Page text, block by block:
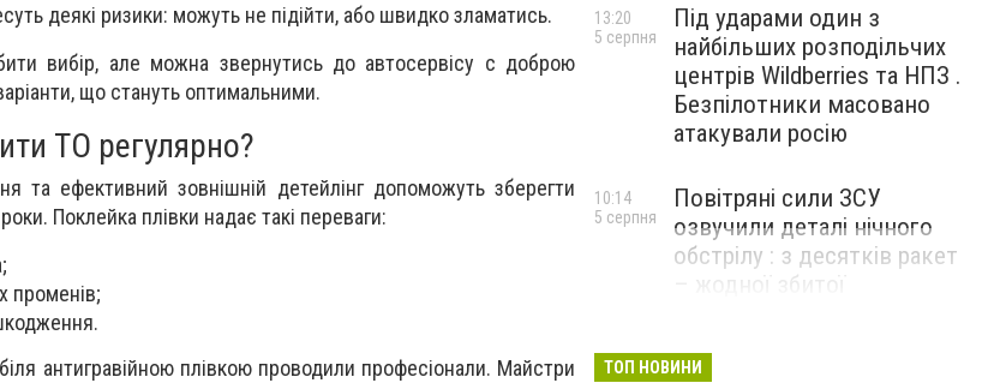
деякі ризики: можуть не підійти, або швидко зламатись.
вибір, але можна звернутись до автосервісу с доброю
що стануть оптимальними.
ТО регулярно?
та ефективний зовнішній детейлінг допоможуть зберегти
Поклейка плівки надає такі переваги:
променів;
антигравійною плівкою проводили професіонали. Майстри
Під ударами один з
найбільших розподільчих
центрів Wildberries та НПЗ .
Безпілотники масовано
атакували росію
13:20
5 серпня
Повітряні сили ЗСУ
озвучили деталі нічного
обстрілу : з десятків ракет
– жодної збитої
10:14
5 серпня
ТОП НОВИНИ